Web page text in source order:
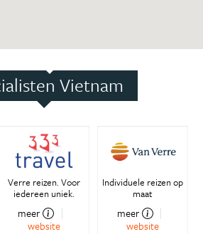
Vietnam
Verre reizen. Voor
iedereen uniek.
meer
website
Individuele reizen op
maat
meer
website